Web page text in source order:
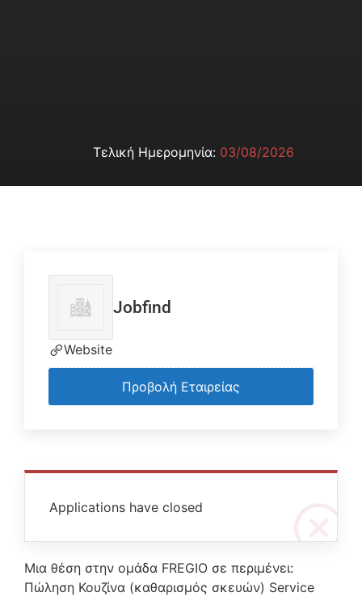
Τελική Ημερομηνία: 03/08/2026
Applications have closed
Μια θέση στην ομάδα FREGIO σε περιμένει:
Πώληση Κουζίνα (καθαρισμός σκευών) Service
Jobfind
Website
Προβολή Εταιρείας